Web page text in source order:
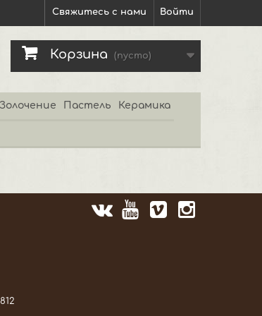
Войти
Свяжитесь с нами
Корзина (пусто)
Золочение Пастель Керамика